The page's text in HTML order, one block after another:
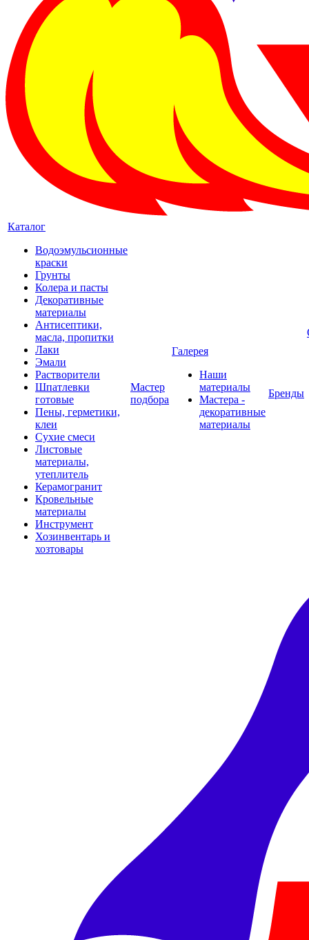
Каталог
Водоэмульсионные
краски
Грунты
Колера и пасты
Декоративные
материалы
Антисептики,
масла, пропитки
Лаки
Эмали
Растворители
Шпатлевки
готовые
Пены, герметики,
клеи
Сухие смеси
Листовые
материалы,
утеплитель
Керамогранит
Кровельные
материалы
Инструмент
Хозинвентарь и
хозтовары
Мастер
подбора
Галерея
Наши
материалы
Мастера -
декоративные
материалы
Бренды